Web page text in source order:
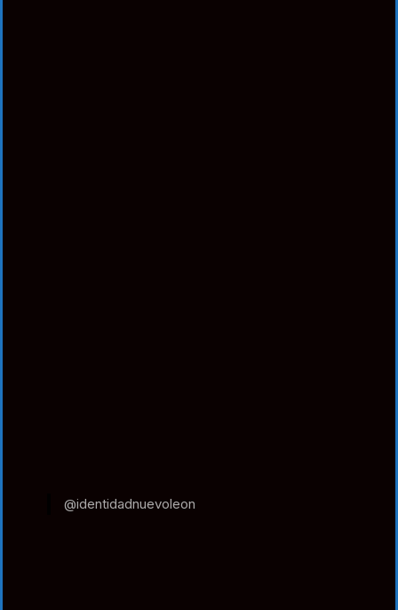
@identidadnuevoleon